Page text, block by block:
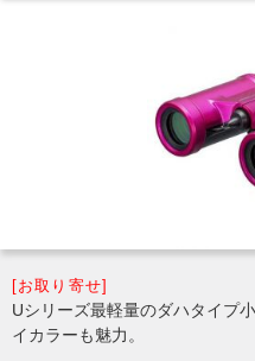
[お取り寄せ]
Uシリーズ最軽量のダハタイプ
イカラーも魅力。